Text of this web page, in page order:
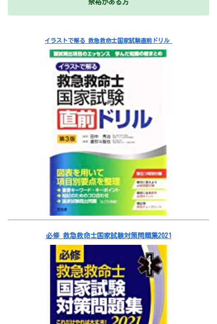
余裕がある方
イラストで解る 救急救命士国家試験直前ドリル
必修 救急救命士国家試験対策問題集2021